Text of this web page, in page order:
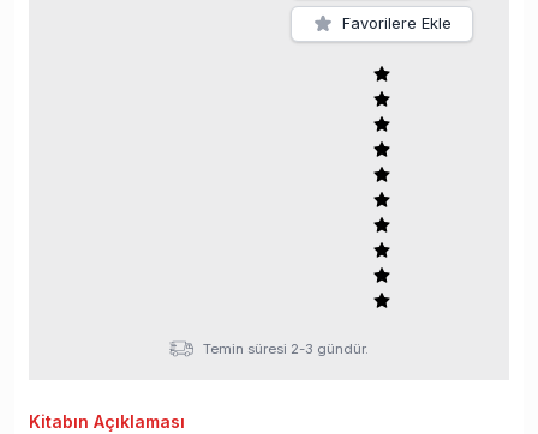
Favorilere Ekle
Temin süresi 2-3 gündür.
Kitabın Açıklaması